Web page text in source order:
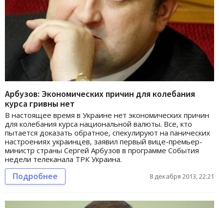
Арбузов: Экономических причин для колебания
курса гривны нет
В настоящее время в Украине нет экономических причин
для колебания курса национальной валюты. Все, кто
пытается доказать обратное, спекулируют на панических
настроениях украинцев, заявил первый вице-премьер-
министр страны Сергей Арбузов в программе События
недели телеканала ТРК Украина.
Подробнее 8 декабря 2013, 22:21